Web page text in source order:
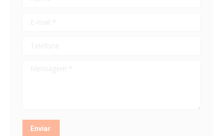
E-mail *
Telefone
Mensagem *
Enviar